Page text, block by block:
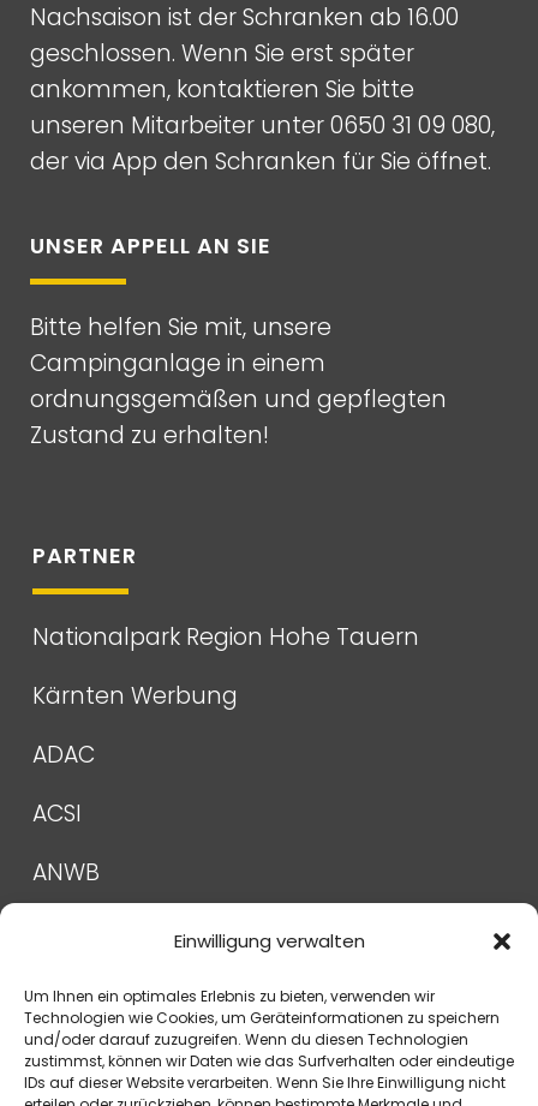
Einwilligung verwalten
Um Ihnen ein optimales Erlebnis zu bieten, verwenden wir
Technologien wie Cookies, um Geräteinformationen zu speichern
und/oder darauf zuzugreifen. Wenn du diesen Technologien
zustimmst, können wir Daten wie das Surfverhalten oder eindeutige
IDs auf dieser Website verarbeiten. Wenn Sie Ihre Einwilligung nicht
Nachsaison ist der Schranken ab 16.00
geschlossen. Wenn Sie erst später
ankommen, kontaktieren Sie bitte
unseren Mitarbeiter unter0650 31 09 080,
der via App den Schranken für Sie öffnet.
UNSER APPELL AN SIE
Bitte helfen Sie mit, unsere
Campinganlage in einem
ordnungsgemäßen und gepflegten
Zustand zu erhalten!
PARTNER
Nationalpark Region Hohe Tauern
Kärnten Werbung
ADAC
ACSI
ANWB
Campingnavigator
Pincamp